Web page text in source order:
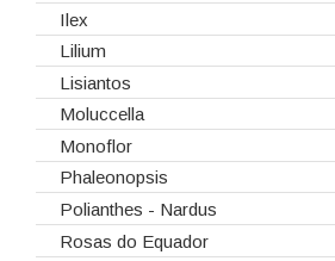
Ilex
Lilium
Lisiantos
Moluccella
Monoflor
Phaleonopsis
Polianthes - Nardus
Rosas do Equador